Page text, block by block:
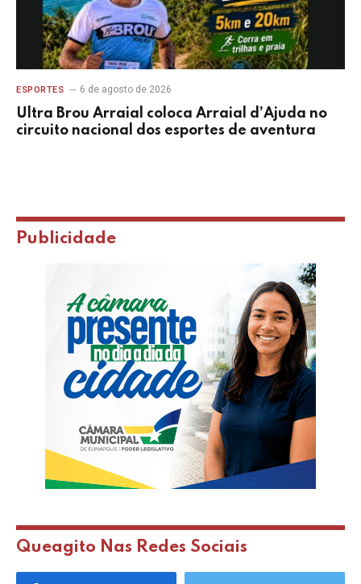
ESPORTES 6 de agosto de 2026
Ultra Brou Arraial coloca Arraial d’Ajuda no
circuito nacional dos esportes de aventura
Publicidade
Queagito Nas Redes Sociais